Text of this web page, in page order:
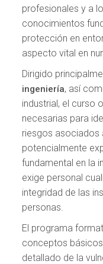
profesionales y a
conocimientos
protección en
aspecto vital en
Dirigido
ingeniería, así
industrial, el curso
necesarias para
riesgos asociados
potencialmente
fundamental en la
exige personal
integridad de las
personas.
El programa
conceptos
detallado de la